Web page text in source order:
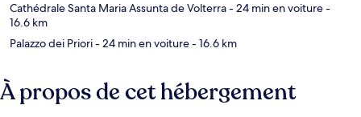
Cathédrale Santa Maria Assunta de Volterra- 24 min en voiture-
16.6 km
Palazzo dei Priori- 24 min en voiture- 16.6 km
À propos de cet hébergement